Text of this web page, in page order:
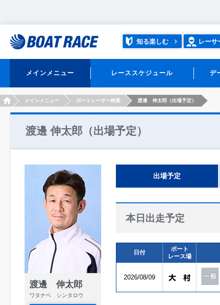
知る楽しむ レーサ
メインメニュー レーススケジュール デ
HOMEメインメニュー ボートレーサー検索 渡邊 伸太郎（出場予定）
渡邊 伸太郎（出場予定）
渡邊 伸太郎
ワタナベ シンタロウ
出場予定
本日出走予定
日付
ボート
レース場
2026/08/09